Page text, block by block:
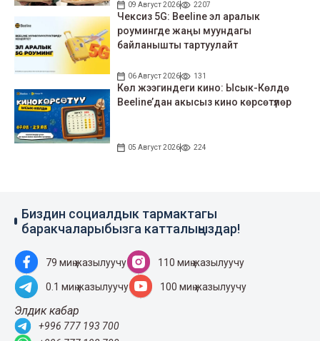
09 Август 2026 2207
Чексиз 5G: Beeline эл аралык
роумингде жаңы муундагы
байланышты тартуулайт
06 Август 2026 131
Көл жээгиндеги кино: Ысык-Көлдө
Beeline’дан акысыз кино көрсөтүлөр
05 Август 2026 224
Биздин социалдык тармактагы
баракчаларыбызга катталыңыздар!
79 миң жазылуучу 110 миң жазылуучу
0.1 миң жазылуучу 100 миң жазылуучу
Элдик кабар
+996 777 193 700